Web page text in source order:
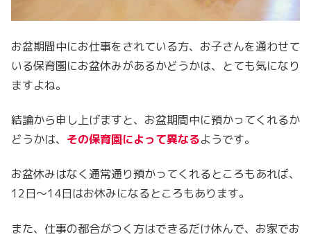
お盆期間中にお仕事をされている方、お子さんを通わせて
いる保育園にお盆休みがあるかどうかは、とても気になり
ますよね。
結論から申し上げますと、お盆期間中に預かってくれるか
どうかは、 その保育園によって異なるようです。
お盆休みはなく通常通り預かってくれるところもあれば、
12日～14日はお休みになるところもあります。
また、仕事の都合がつく方はできるだけ休んで、お家でお